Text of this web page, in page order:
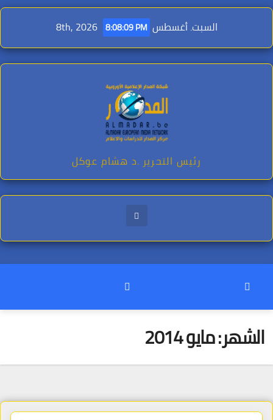
Skip
content
السبت. أغسطس 8th, 2026 8:08:10 PM
رئيس التحرير .د هشام عوكل
الشهر:مايو 2014